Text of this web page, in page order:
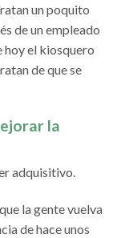
un poquito
de un empleado
hoy el kiosquero
de que se
la
adquisitivo.
la gente vuelva
de hace unos